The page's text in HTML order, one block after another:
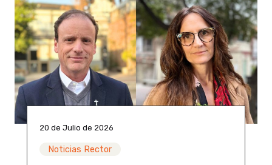
20 de Julio de 2026
Noticias Rector